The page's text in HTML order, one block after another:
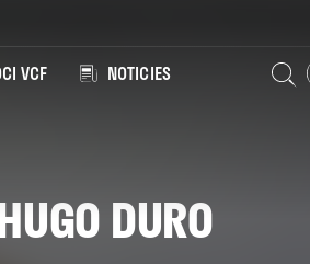
VCF NOTICIES
DURO